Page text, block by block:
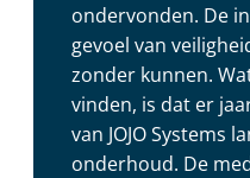
ondervonden. De
gevoel van
zonder kunnen.
vinden, is dat er
van JOJO Systems
onderhoud. De